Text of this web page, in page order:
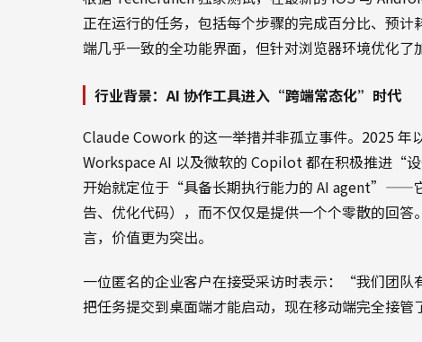
正在运行的任务，包括每个步骤的完成百分比、预
端几乎一致的全功能界面，但针对浏览器环境优化了
行业背景：AI 协作工具进入“跨端常态化”时代
Claude Cowork 的这一举措并非孤立事件。2025 年
Workspace AI 以及微软的 Copilot 都在积极推进“
开始就定位于“具备长期执行能力的 AI agent”——
告、优化代码），而不仅仅是提供一个个零散的回
言，价值更为突出。
一位匿名的企业客户在接受采访时表示：“我们团
把任务提交到桌面端才能启动，现在移动端完全接